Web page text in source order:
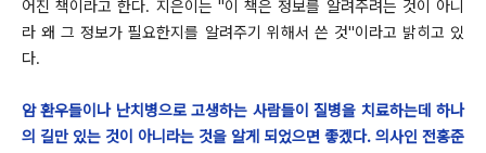
어진 책이라고 한다. 지은이는 "이 책은 정보를 알려주려는 것이 아니
라 왜 그 정보가 필요한지를 알려주기 위해서 쓴 것"이라고 밝히고 있
다.
암 환우들이나 난치병으로 고생하는 사람들이 질병을 치료하는데 하나
의 길만 있는 것이 아니라는 것을 알게 되었으면 좋겠다. 의사인 전홍준